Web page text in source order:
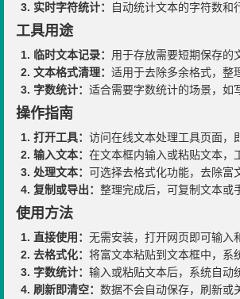
3. 实时字符统计：
自动统计文本的字符数和
工具用途
1. 临时文本记录： 用于存放需要短期保存的
2. 文本格式清理： 适用于去除多余格式，整
3. 字数统计： 适合需要字数统计的场景，如
操作指南
1. 打开工具： 访问在线文本处理工具页面，
2. 输入文本： 在文本框内输入或粘贴文本，
3. 处理文本： 可选择去格式化功能，去除富
4. 复制或导出： 整理完成后，可复制文本或
使用方法
1. 直接使用： 无需安装，打开网页即可输入
2. 去格式化： 将富文本粘贴到文本框中，系
3. 字数统计： 输入或粘贴文本后，系统自动
4. 刷新即清空： 数据不会自动保存，刷新或